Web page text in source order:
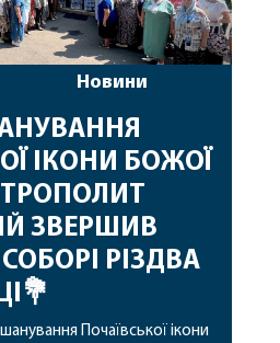
Новини
ІКОНИ БОЖОЇ
ЗВЕРШИВ
РІЗДВА
Почаївської ікони